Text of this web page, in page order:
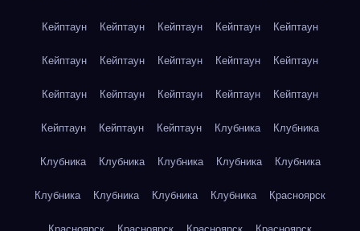
Кейптаун Кейптаун Кейптаун Кейптаун Кейптаун
Кейптаун Кейптаун Кейптаун Кейптаун Кейптаун
Кейптаун Кейптаун Кейптаун Кейптаун Кейптаун
Кейптаун Кейптаун Кейптаун Клубника Клубника
Клубника Клубника Клубника Клубника Клубника
Клубника Клубника Клубника Клубника Красноярск